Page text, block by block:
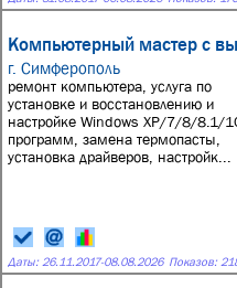
Компьютерный мастер с
г. Симферополь
ремонт компьютера, услуга по
установке и восстановлению и
настройке Windows XP/7/8/8.1/
программ, замена термопасты,
установка драйверов, настройк...
Даты: 26.11.2017-08.08.2026 Показов: